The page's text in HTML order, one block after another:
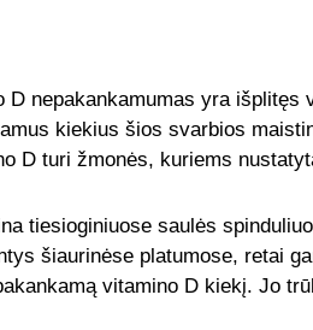
D nepakankamumas yra išplitęs
kiekius šios svarbios
D turi žmonės, kuriems
tiesioginiuose saulės
šiaurinėse platumose, retai
vitamino D kiekį. Jo